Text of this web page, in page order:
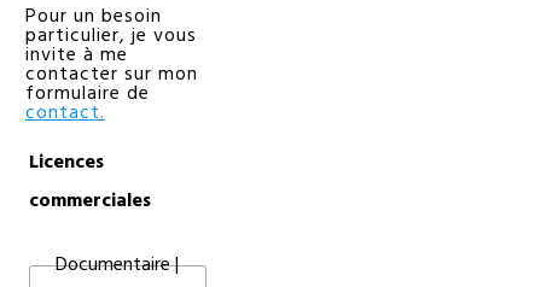
Pour un besoin
particulier, je vous
invite à me
contacter sur mon
formulaire de
contact.
Licences
commerciales
Documentaire |